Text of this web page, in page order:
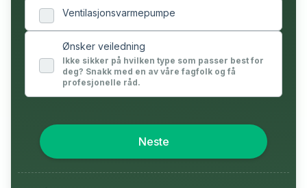
Ventilasjonsvarmepumpe
Ønsker veiledning
Ikke sikker på hvilken type som passer best for
deg? Snakk med en av våre fagfolk og få
profesjonelle råd.
Neste